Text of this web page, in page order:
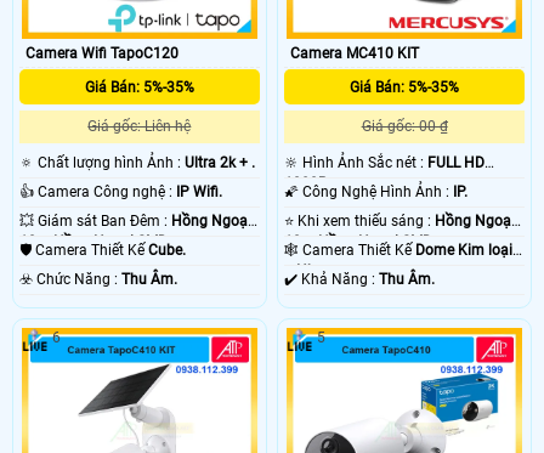
Camera Wifi TapoC120
Giá Bán: 5%-35%
Giá gốc: Liên hệ
🔅 Chất lượng hình Ảnh : Ultra 2k + .
👍 Camera Công nghệ : IP Wifi.
💥 Giám sát Ban Đêm : Hồng Ngoại
10m Hồng Ngoại SMD.
🛡 Camera Thiết KếCube.
️☣️ Chức Năng : Thu Âm.
Camera MC410 KIT
Giá Bán: 5%-35%
Giá gốc: 00 ₫
🔆 Hình Ảnh Sắc nét : FULL HD
1080P .
🌠 Công Nghệ Hình Ảnh : IP.
⭐ Khi xem thiếu sáng : Hồng Ngoại
10m Hồng Ngoại SMD.
🕸️ Camera Thiết Kế Dome Kim loại
+ Nhựa.
️✔️ Khả Năng :Thu Âm.
6 5